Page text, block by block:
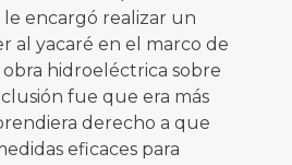
encargó realizar un
al yacaré en el marco de
obra hidroeléctrica sobre
fue que era más
derecho a que
eficaces para